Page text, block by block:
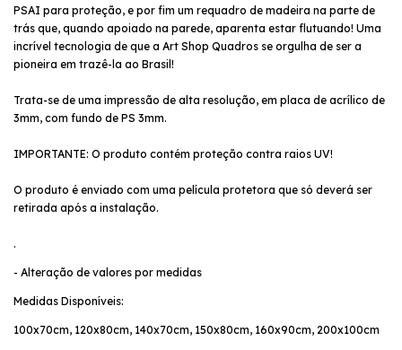
PSAI para proteção, e por fim um requadro de madeira na parte de
trás que, quando apoiado na parede, aparenta estar flutuando! Uma
incrível tecnologia de que a Art Shop Quadros se orgulha de ser a
pioneira em trazê-la ao Brasil!
Trata-se de uma impressão de alta resolução, em placa de acrílico de
3mm, com fundo de PS 3mm.
IMPORTANTE: O produto contém proteção contra raios UV!
O produto é enviado com uma película protetora que só deverá ser
retirada após a instalação.
.
- Alteração de valores por medidas
Medidas Disponíveis:
100x70cm, 120x80cm, 140x70cm, 150x80cm, 160x90cm, 200x100cm